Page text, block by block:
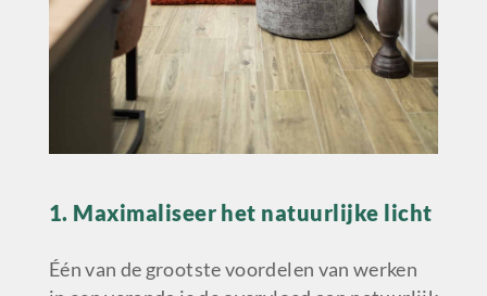
1. Maximaliseer het natuurlijke licht
Één van de grootste voordelen van werken